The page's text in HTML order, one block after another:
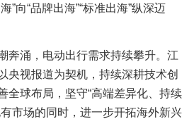
”向“品牌出海”“标准出海”纵深迈
奔涌，电动出行需求持续攀升。江
央视报道为契机，持续深耕技术创
全球布局，坚守“高端差异化、持续
市场的同时，进一步开拓海外新兴